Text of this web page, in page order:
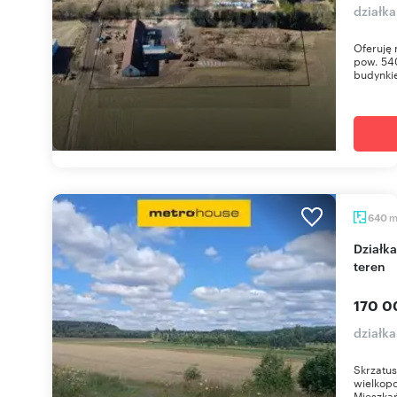
Oferuję
pow.
640 m
Działka 640 m² w Skrzatuszu - prostokątny płaski
teren
170